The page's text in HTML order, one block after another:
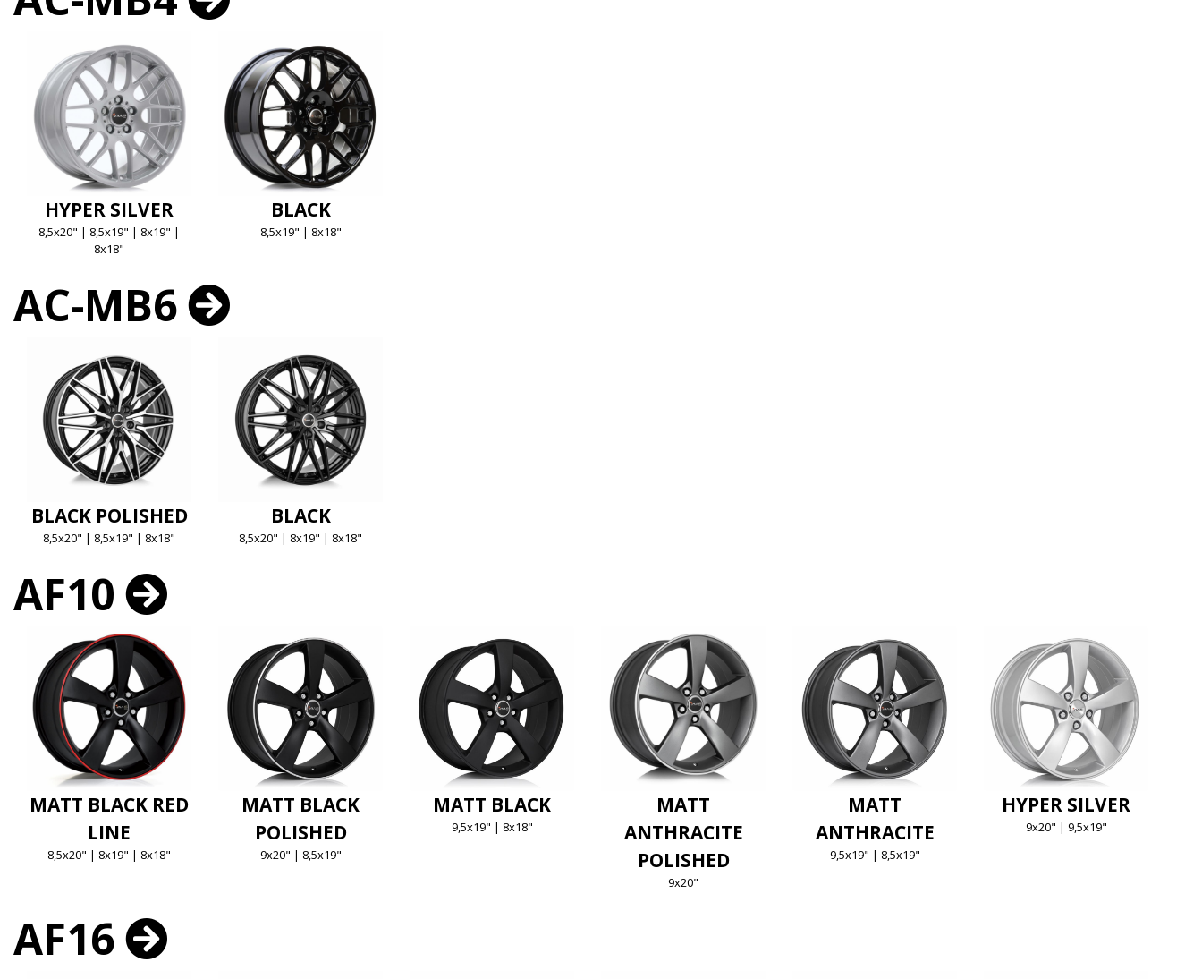
HYPER SILVER
8,5x20" | 8,5x19" | 8x19" |
8x18"
BLACK
8,5x19" | 8x18"
AC-MB6
BLACK POLISHED
8,5x20" | 8,5x19" | 8x18"
BLACK
8,5x20" | 8x19" | 8x18"
AF10
MATT BLACK RED
LINE
8,5x20" | 8x19" | 8x18"
MATT BLACK
POLISHED
9x20" | 8,5x19"
MATT BLACK
9,5x19" | 8x18"
MATT
ANTHRACITE
POLISHED
9x20"
MATT
ANTHRACITE
9,5x19" | 8,5x19"
HYPER SILVER
9x20" | 9,5x19"
AF16